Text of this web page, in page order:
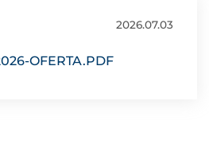
2026.07.03
OFERTA.PDF